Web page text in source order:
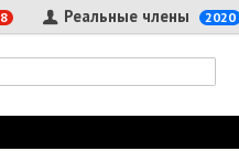
Реальные члены 2020